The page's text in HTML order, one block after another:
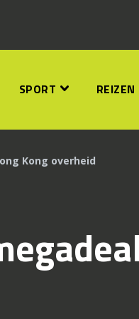
SPORT REIZEN
Kong overheid